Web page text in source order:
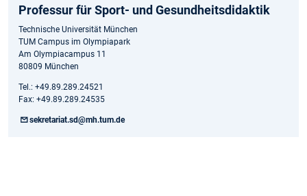
Professur für Sport- und Gesundheitsdidaktik
Technische Universität München
TUM Campus im Olympiapark
Am Olympiacampus 11
80809 München
Tel.: +49.89.289.24521
Fax: +49.89.289.24535
sekretariat.sd@mh.tum.de